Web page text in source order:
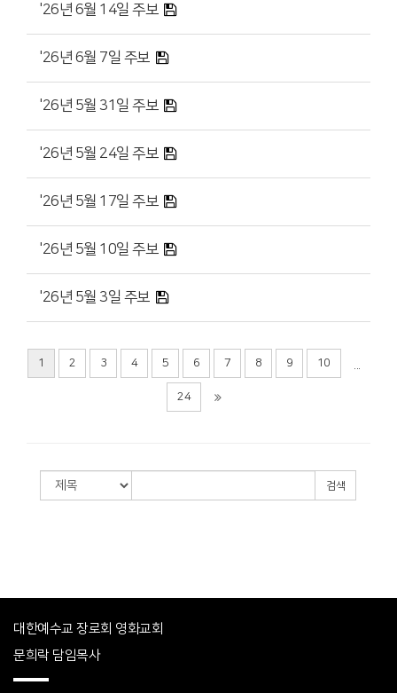
'26년 6월 14일 주보
'26년 6월 7일 주보
'26년 5월 31일 주보
'26년 5월 24일 주보
'26년 5월 17일 주보
'26년 5월 10일 주보
'26년 5월 3일 주보
1 2 3 4 5 6 7 8 9 10 ...
24
검색
대한예수교 장로회 영화교회
문희락 담임목사